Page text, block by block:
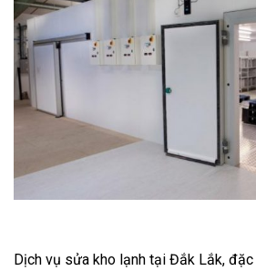
Dịch vụ sửa kho lạnh tại Đắk Lắk,